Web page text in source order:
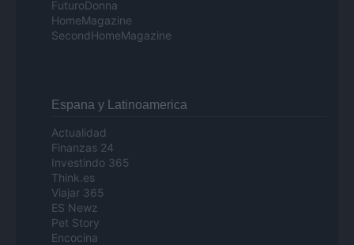
FuturoDonna
HomeMagazine
SecondHomeMagazine
Espana y Latinoamerica
Actualidad
Finanzas 24
Investindo 365
Think.es
Viajar 365
ES Newz
Pet Story
Encocina